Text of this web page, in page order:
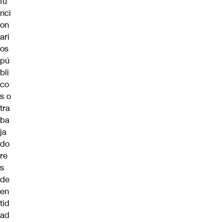
nci
on
ari
os
pú
bli
co
s o
tra
ba
ja
do
re
s
de
en
tid
ad